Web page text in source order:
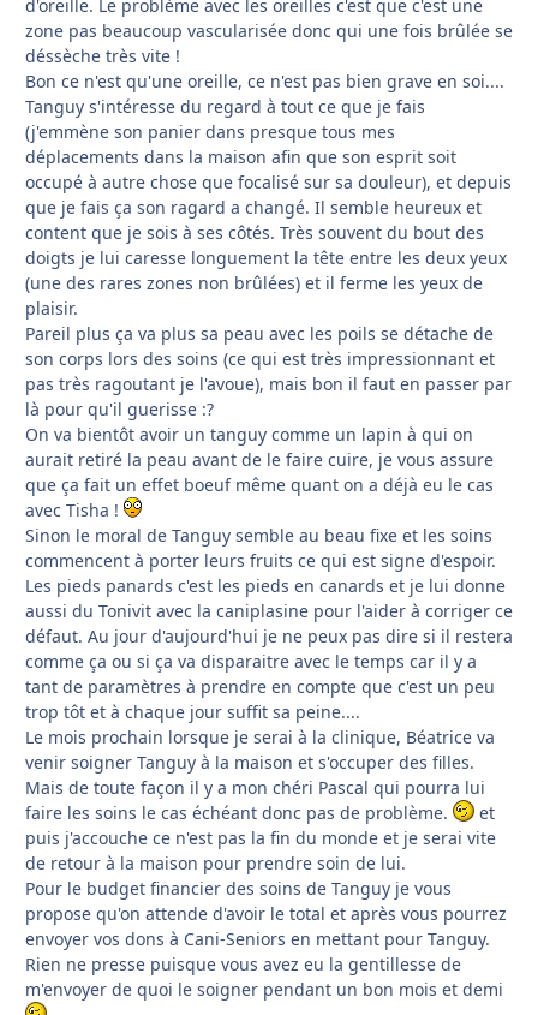
d'oreille. Le problème avec les oreilles c'est que c'est une
zone pas beaucoup vascularisée donc qui une fois brûlée se
déssèche très vite !
Bon ce n'est qu'une oreille, ce n'est pas bien grave en soi....
Tanguy s'intéresse du regard à tout ce que je fais
(j'emmène son panier dans presque tous mes
déplacements dans la maison afin que son esprit soit
occupé à autre chose que focalisé sur sa douleur), et depuis
que je fais ça son ragard a changé. Il semble heureux et
content que je sois à ses côtés. Très souvent du bout des
doigts je lui caresse longuement la tête entre les deux yeux
(une des rares zones non brûlées) et il ferme les yeux de
plaisir.
Pareil plus ça va plus sa peau avec les poils se détache de
son corps lors des soins (ce qui est très impressionnant et
pas très ragoutant je l'avoue), mais bon il faut en passer par
là pour qu'il guerisse :?
On va bientôt avoir un tanguy comme un lapin à qui on
aurait retiré la peau avant de le faire cuire, je vous assure
que ça fait un effet boeuf même quant on a déjà eu le cas
avec Tisha !
Sinon le moral de Tanguy semble au beau fixe et les soins
commencent à porter leurs fruits ce qui est signe d'espoir.
Les pieds panards c'est les pieds en canards et je lui donne
aussi du Tonivit avec la caniplasine pour l'aider à corriger ce
défaut. Au jour d'aujourd'hui je ne peux pas dire si il restera
comme ça ou si ça va disparaitre avec le temps car il y a
tant de paramètres à prendre en compte que c'est un peu
trop tôt et à chaque jour suffit sa peine....
Le mois prochain lorsque je serai à la clinique, Béatrice va
venir soigner Tanguy à la maison et s'occuper des filles.
Mais de toute façon il y a mon chéri Pascal qui pourra lui
faire les soins le cas échéant donc pas de problème.
et
puis j'accouche ce n'est pas la fin du monde et je serai vite
de retour à la maison pour prendre soin de lui.
Pour le budget financier des soins de Tanguy je vous
propose qu'on attende d'avoir le total et après vous pourrez
envoyer vos dons à Cani-Seniors en mettant pour Tanguy.
Rien ne presse puisque vous avez eu la gentillesse de
m'envoyer de quoi le soigner pendant un bon mois et demi